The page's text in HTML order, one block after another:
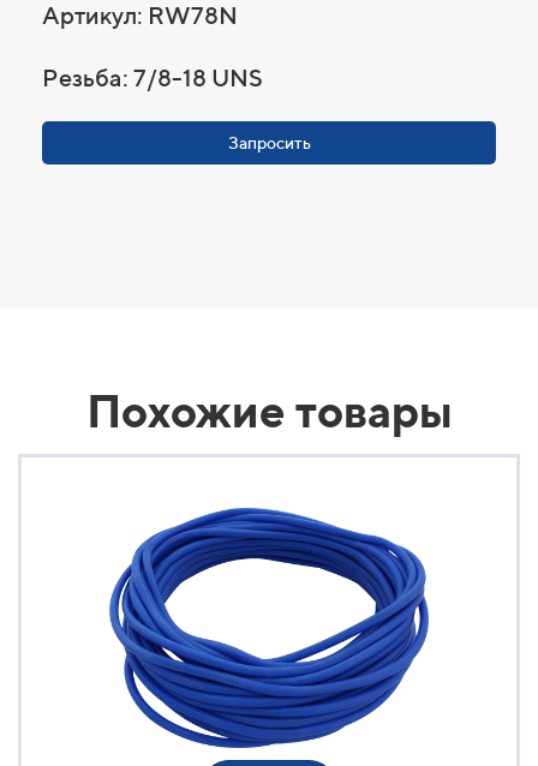
Артикул: RW78N
Резьба: 7/8-18 UNS
Запросить
Похожие товары